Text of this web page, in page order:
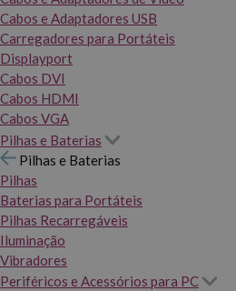
Cabos e Adaptadores USB
Carregadores para Portáteis
Displayport
Cabos DVI
Cabos HDMI
Cabos VGA
Pilhas e Baterias
Pilhas e Baterias
Pilhas
Baterias para Portáteis
Pilhas Recarregáveis
Iluminação
Vibradores
Periféricos e Acessórios para PC